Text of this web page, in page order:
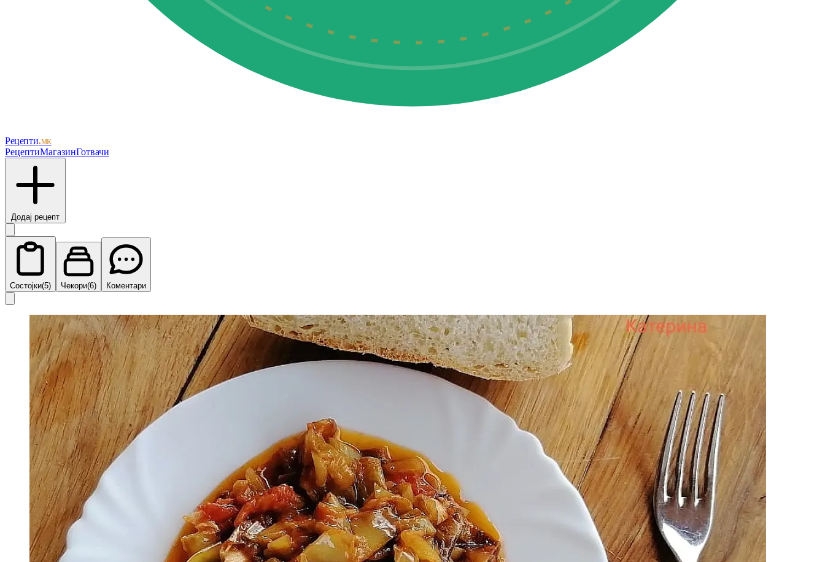
Рецепти.мк
РецептиМагазинГотвачи
Додај рецепт
Состојки(5) Чекори(6) Коментари